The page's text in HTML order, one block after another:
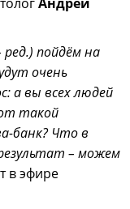
ред.) пойдём на
очень
а вы всех людей
такой
банк? Что в
– можем
в эфире